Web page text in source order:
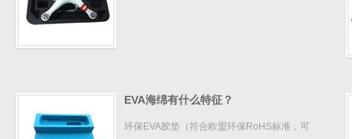
EVA海绵有什么特征？
环保EVA胶垫（符合欧盟环保RoHS标准，可